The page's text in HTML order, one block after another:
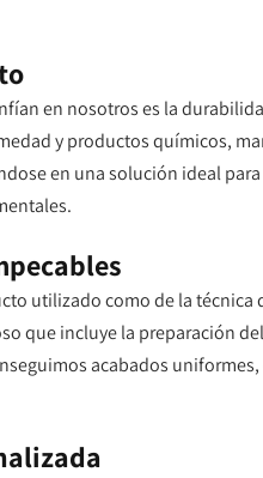
en nosotros es la
y productos químicos,
en una solución ideal
utilizado como de la
que incluye la preparación
acabados